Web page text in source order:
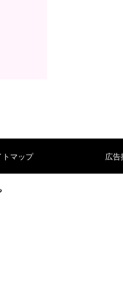
トマップ 広告